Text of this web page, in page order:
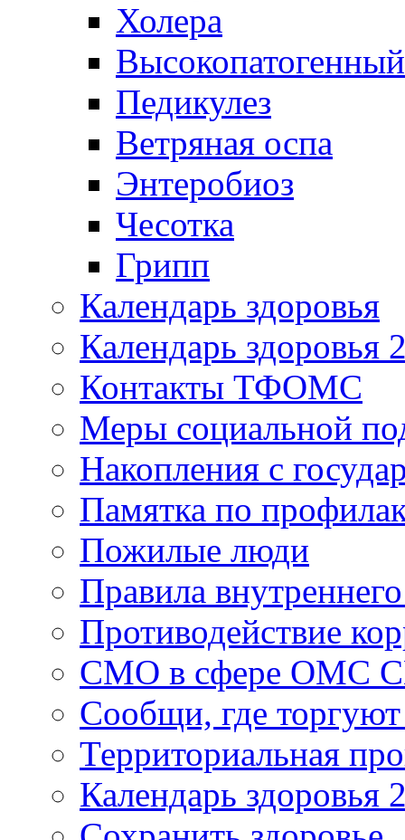
Холера
Педикулез
Ветряная оспа
Энтеробиоз
Чесотка
Грипп
Календарь здоровья
Календарь здоровья
Контакты ТФОМС
Меры социальной
Накопления с
Памятка по
Пожилые люди
Правила
Противодействие
СМО в сфере ОМС
Сообщи, где
Территориальная
Календарь здоровья